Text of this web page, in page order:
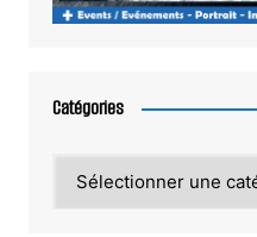
Catégories